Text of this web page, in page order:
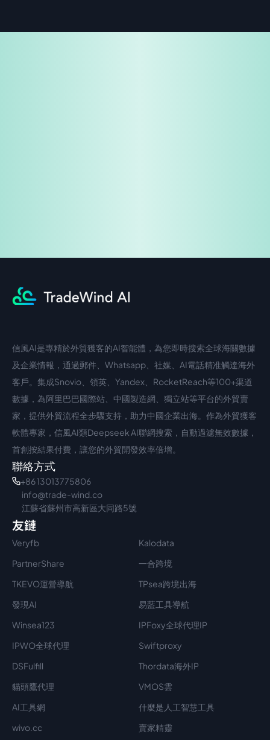
中文入口
信風AI是專精於外貿獲客的AI智能體，為您即時搜索全球海關數據
及企業情報，通過郵件、Whatsapp、社媒、AI電話精准觸達海外
客戶。集成Snovio、領英、Yandex、RocketReach等100+渠道
數據，為阿里巴巴國際站、中國製造網、獨立站等平台的外貿賣
家，提供外貿流程全步驟支持，助力中國企業出海。作為外貿獲客
軟體專家，信風AI類Deepseek AI聯網搜索，自動過濾無效數據，
首創按結果付費，讓您的外貿開發效率倍增。
聯絡方式
+86 13013775806
info@trade-wind.co
江蘇省蘇州市高新區大同路5號
友鏈
Veryfb
Kalodata
PartnerShare
一合跨境
TKEVO運營導航
TPsea跨境出海
發現AI
易藍工具導航
Winsea123
IPFoxy全球代理IP
IPWO全球代理
Swiftproxy
DSFulfill
Thordata海外IP
貓頭鷹代理
VMOS雲
AI工具網
什麼是人工智慧工具
wivo.cc
賣家精靈